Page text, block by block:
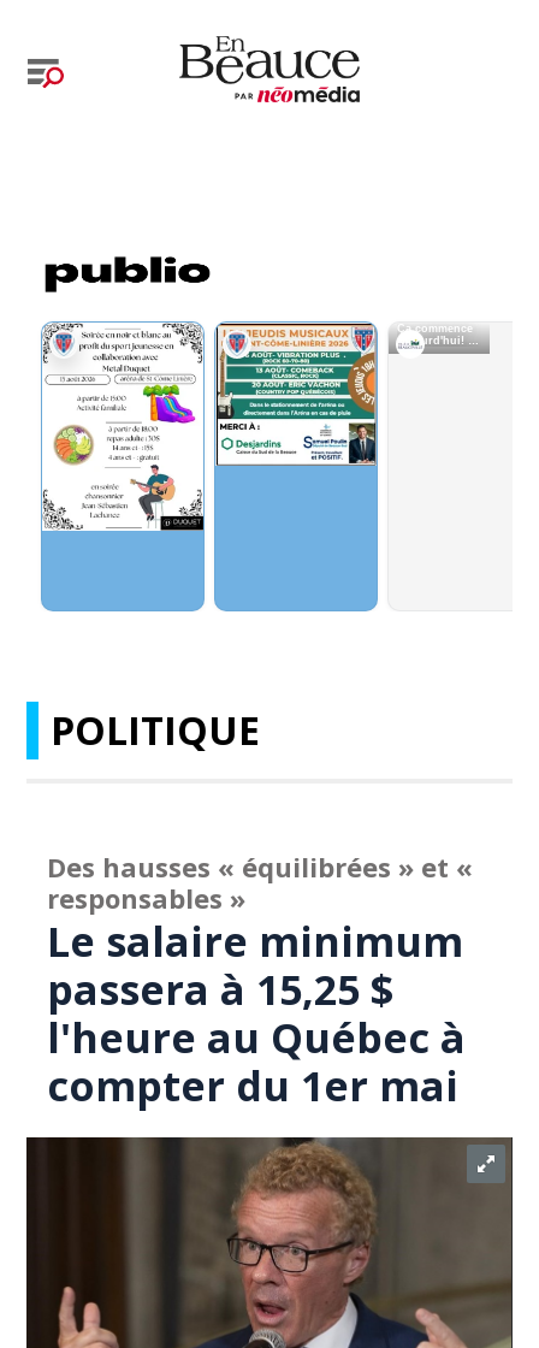
POLITIQUE
Des hausses « équilibrées » et «
responsables »
Le salaire minimum
passera à 15,25 $
l'heure au Québec à
compter du 1er mai